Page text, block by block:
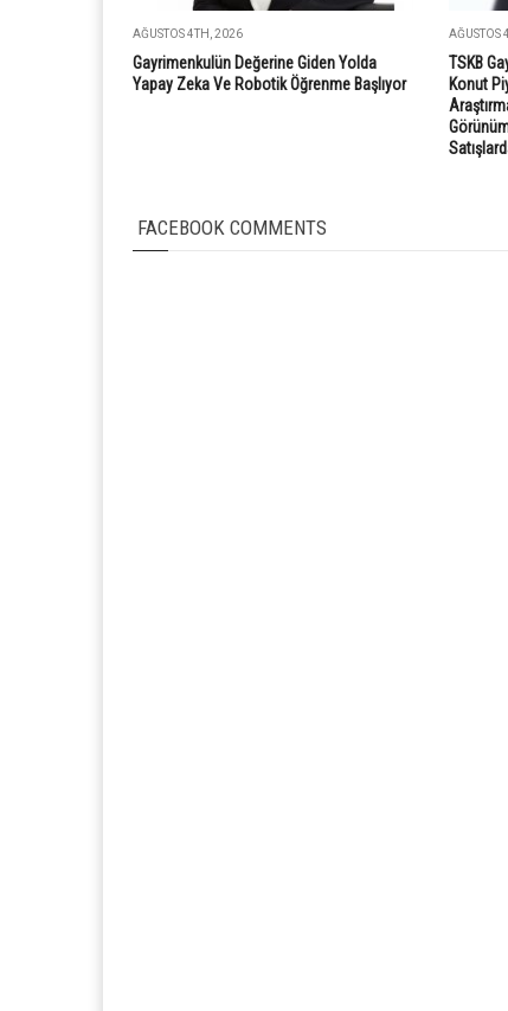
AĞUSTOS 4TH, 2026
Gayrimenkulün Değerine Giden Yolda
Yapay Zeka Ve Robotik Öğrenme Başlıyor
AĞUSTOS
TSKB
Konut
FACEBOOK COMMENTS